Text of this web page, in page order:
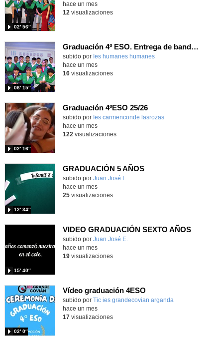
02′ 56″
hace un mes
12 visualizaciones
Graduación 4º ESO. Entrega de bandas 4ºB
subido por Ies humanes humanes
06′ 15″
-
hace un mes
16visualizaciones
Graduación 4ºESO 25/26
Contenido educativo.
subido por Ies carmenconde lasrozas
02′ 16″
-
hace un mes
122 visualizaciones
GRADUACIÓN 5 AÑOS
Contenido educativo.
subido por Juan José E.
12′ 34″
hace un mes
25visualizaciones
VIDEO GRADUACIÓN SEXTO AÑOS
Contenido educativo.
subido por Juan José E.
15′ 40″
hace un mes
19visualizaciones
Vídeo graduación 4ESO
subido por Tic ies grandecovian arganda
02′ 0″
hace un mes
17visualizaciones